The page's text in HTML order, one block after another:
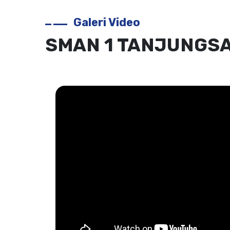
Galeri Video
SMAN 1